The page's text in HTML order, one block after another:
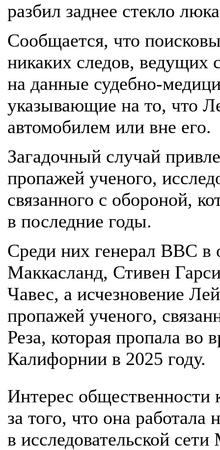
разбил заднее стекло
Сообщается, что
никаких следов, ведущих
на данные судебно-
указывающие на то, что
автомобилем или вне его.
Загадочный случай
пропажей ученого,
связанного с обороной,
в последние годы.
Среди них генерал ВВС в
Маккасланд, Стивен
Чавес, а исчезновение
пропажей ученого,
Реза, которая пропала во
Калифорнии в 2025 году.
Интерес общественности
за того, что она
в исследовательской